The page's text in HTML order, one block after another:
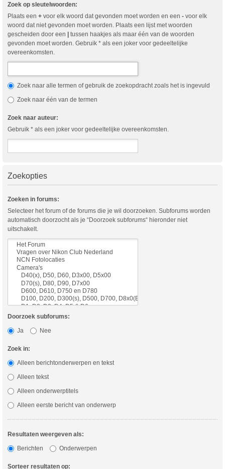
Zoek op sleutelwoorden:
Plaats een + voor elk woord dat gevonden moet worden en een - voor elk
woord dat niet gevonden moet worden. Plaats een lijst met woorden
gescheiden door een | tussen haakjes als maar één van de woorden
gevonden moet worden. Gebruik * als een joker voor gedeeltelijke
overeenkomsten.
Zoek naar alle termen of gebruik de zoekopdracht zoals het is ingevuld
Zoek naar één van de termen
Zoek naar auteur:
Gebruik * als een joker voor gedeeltelijke overeenkomsten.
Zoekopties
Zoeken in forums:
Selecteer het forum of de forums die je wil doorzoeken. Subforums worden
automatisch doorzocht als je “Doorzoek subforums“ hieronder niet
uitschakelt.
Doorzoek subforums:
Ja
Nee
Zoek in:
Alleen berichtonderwerpen en tekst
Alleen tekst
Alleen onderwerptitels
Alleen eerste bericht van onderwerp
Resultaten weergeven als:
Berichten
Onderwerpen
Sorteer resultaten op: